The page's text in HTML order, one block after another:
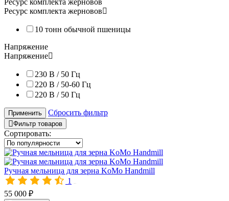
Электрическая мельница для зерна KoMo KoMoMio, красный
Домашняя мельница для зерна KoMo KoMoMio подходит для
- Мягкого зерна (пшеница, овёс, ячмень, рожь);
- Твёрдого зерна (рис, гречка, пшено, кукуруза);
- Семян бобовых;
- Кофе;
- Специй.
Ресурс комплекта жерновов
10 тонн обычной пшеницы
Напряжение
Напряжение
230 В / 50 Гц
220 В / 50-60 Гц
220 В / 50 Гц
Применить Сбросить фильтр
Фильтр товаров
Сортировать:
Ручная мельница для зерна KoMo Handmill
1
55 000 ₽